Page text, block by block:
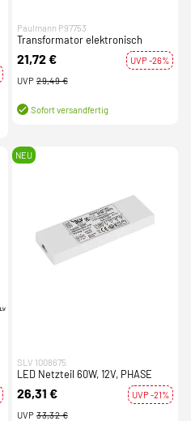
Paulmann P97753
Transformator elektronisch
21,72 €
UVP -26%
UVP 29,49 €
Sofort versandfertig
NEU
SLV 1008675
LED Netzteil 60W, 12V, PHASE
26,31 €
UVP -21%
UVP 33,32 €